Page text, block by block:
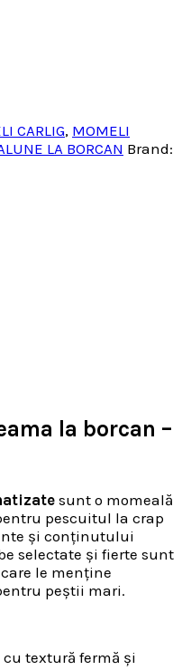
CARLIG, MOMELI
LA BORCAN Brand:
la borcan –
sunt o momeală
pescuitul la crap
și conținutului
selectate și fierte sunt
le menține
peștii mari.
textură fermă și